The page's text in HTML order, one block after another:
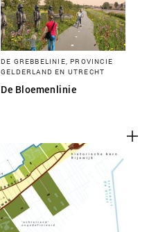
DE GREBBELINIE, PROVINCIE
GELDERLAND EN UTRECHT
De Bloemenlinie